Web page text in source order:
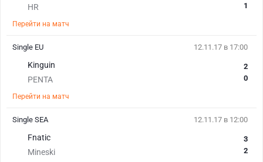
HR
1
Перейти на матч
12.11.17 в 17:00
Kinguin
PENTA
2
0
Перейти на матч
Single EU
12.11.17 в 12:00
Fnatic
Mineski
3
2
Single SEA